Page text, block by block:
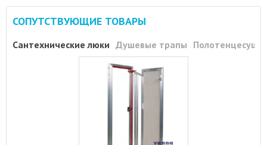
СОПУТСТВУЮЩИЕ ТОВАРЫ
Сантехнические люки Душевые трапы